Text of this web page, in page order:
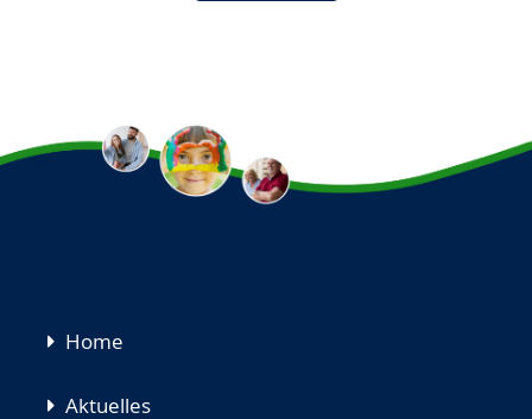
Navigation
Home
Aktuelles